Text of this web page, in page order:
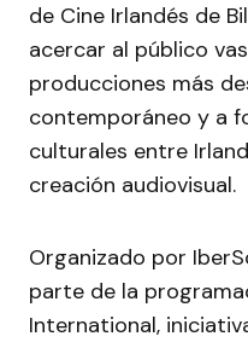
de Cine Irlandés de
acercar al público
producciones más
contemporáneo y a
culturales entre
creación audiovisual.
Organizado por
parte de la
International,